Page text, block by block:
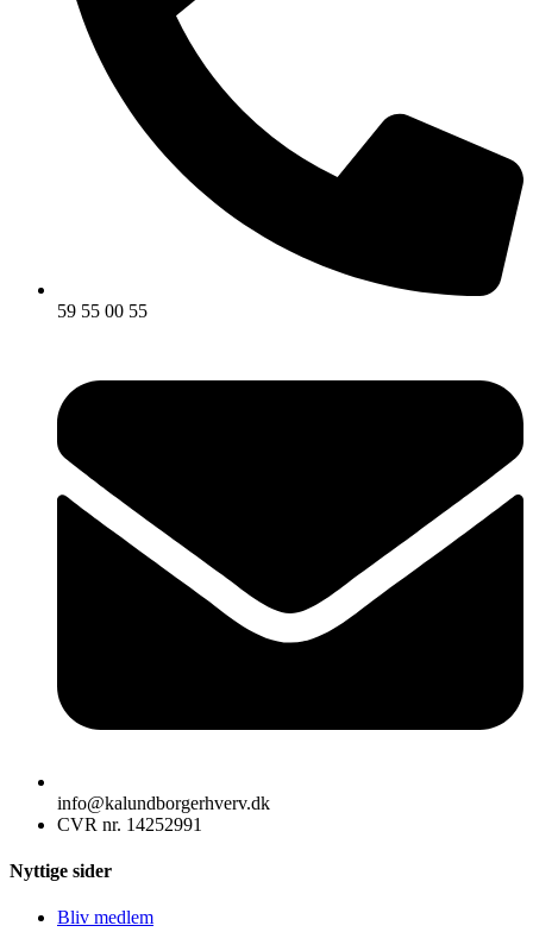
59 55 00 55
info@kalundborgerhverv.dk
CVR nr. 14252991
Nyttige sider
Bliv medlem